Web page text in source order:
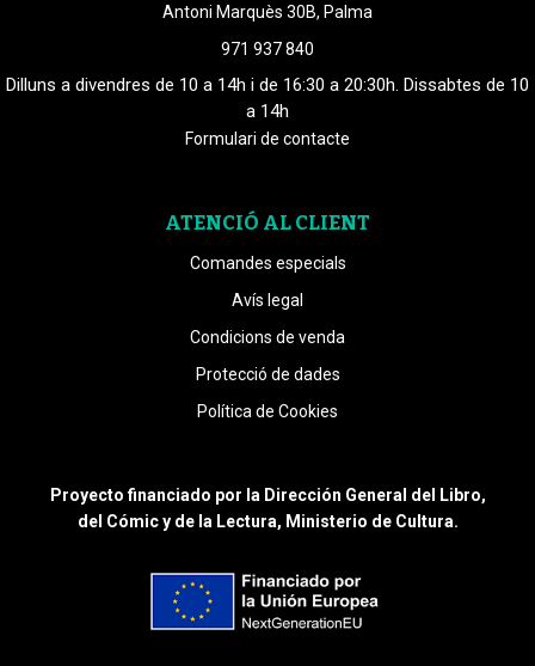
Antoni Marquès 30B, Palma
971 937 840
Dilluns a divendres de 10 a 14h i de 16:30 a 20:30h. Dissabtes de 10
a 14h
Formulari de contacte
ATENCIÓ AL CLIENT
Comandes especials
Avís legal
Condicions de venda
Protecció de dades
Política de Cookies
Proyecto financiado por la Dirección General del Libro,
del Cómic y de la Lectura, Ministerio de Cultura.